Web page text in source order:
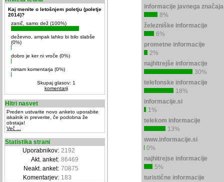
Kaj menite o letošnjem poletju (poletje
2014)?
zanič, samo dež (100%)
deževno, ampak lahko bi bilo slabše
(0%)
dobro je ker ni vroče (0%)
nimam komentarja (0%)
Skupaj glasov: 1
komentarji
Hitri nasvet
Preden ustvarite novo anketo uporabite
iskalnik in preverite, če podobna že
obstaja!
Več ...
Statistika strani
Uporabnikov: 2192
Akt. anket: 86469
Neakt. anket: 70875
Komentarjev: 183
informacije javnega značaja
8%
železniške informacije
6%
prometne informacije
2%
najhitrejše informacije
30%
telefonske informacije
18%
informacije.si
1%
telekom informacije
13%
www.informacije.si
0%
najhitrejse informacije
5%
turistične informacije